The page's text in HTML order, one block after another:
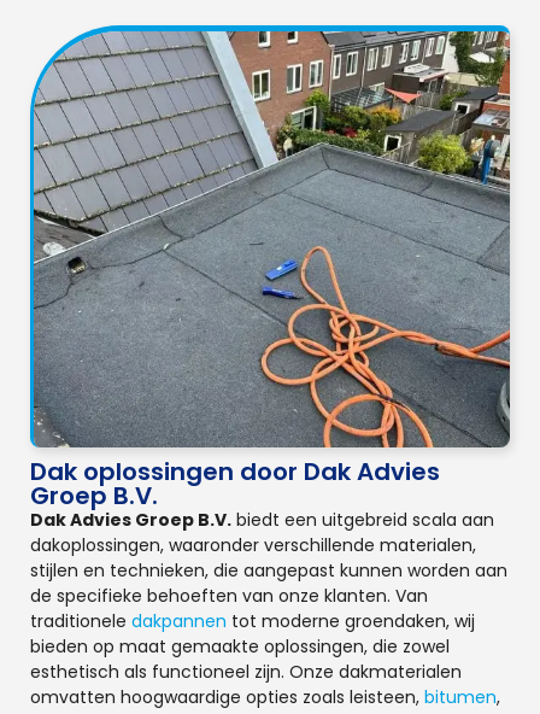
Dak oplossingen door Dak Advies
Groep B.V.
Dak Advies Groep B.V. biedt een uitgebreid scala aan
dakoplossingen, waaronder verschillende materialen,
stijlen en technieken, die aangepast kunnen worden aan
de specifieke behoeften van onze klanten. Van
traditionele dakpannen tot moderne groendaken, wij
bieden op maat gemaakte oplossingen, die zowel
esthetisch als functioneel zijn. Onze dakmaterialen
omvatten hoogwaardige opties zoals leisteen, bitumen,